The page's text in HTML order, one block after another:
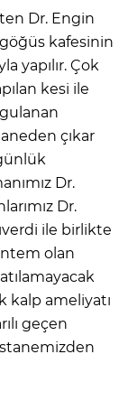
Dr. Engin
kafesinin
yapılır. Çok
kesi ile
çıkar
Dr.
Dr.
ile birlikte
olan
kalp ameliyatı
geçen